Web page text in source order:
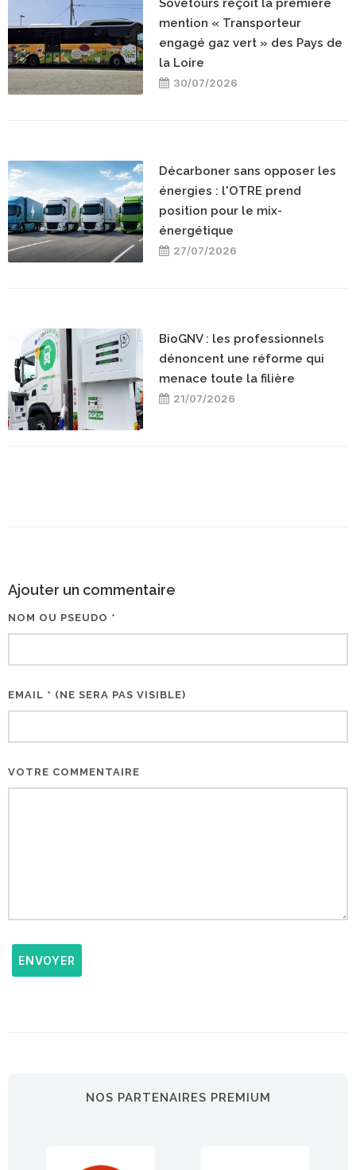
Sovetours reçoit la première
mention « Transporteur
engagé gaz vert » des Pays de
la Loire
30/07/2026
Décarboner sans opposer les
énergies : l'OTRE prend
position pour le mix-
énergétique
27/07/2026
BioGNV : les professionnels
dénoncent une réforme qui
menace toute la filière
21/07/2026
Ajouter un commentaire
NOM OU PSEUDO *
EMAIL * (NE SERA PAS VISIBLE)
VOTRE COMMENTAIRE
ENVOYER
NOS PARTENAIRES PREMIUM